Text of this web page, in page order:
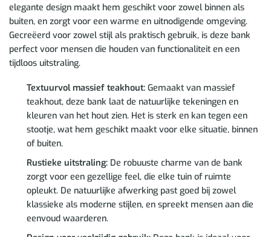
elegante design maakt hem geschikt voor zowel binnen als
buiten, en zorgt voor een warme en uitnodigende omgeving.
Gecreëerd voor zowel stijl als praktisch gebruik, is deze bank
perfect voor mensen die houden van functionaliteit en een
tijdloos uitstraling.
Textuurvol massief teakhout:Gemaakt van massief
teakhout, deze bank laat de natuurlijke tekeningen en
kleuren van het hout zien. Het is sterk en kan tegen een
stootje, wat hem geschikt maakt voor elke situatie, binnen
of buiten.
Rustieke uitstraling:De robuuste charme van de bank
zorgt voor een gezellige feel, die elke tuin of ruimte
opleukt. De natuurlijke afwerking past goed bij zowel
klassieke als moderne stijlen, en spreekt mensen aan die
eenvoud waarderen.